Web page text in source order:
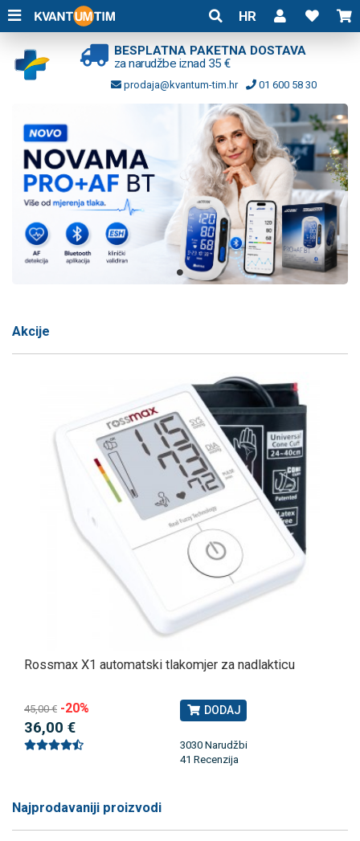
HR
BESPLATNA PAKETNA DOSTAVA
za narudžbe iznad 35 €
prodaja@kvantum-tim.hr 01 600 58 30
Inhalatori
Medicinski proizvodi za osobnu upotrebu
Treća dob i pomagala za njegu
Kućna ljekarna
Zdravlje u vašem domu
Rehabilitacija i tijelo
Dječji program
Medicinski instrumenti i posuđe
Potrošni materijal
Medicinske torbe i ampulariji
Akcije
Rossmax X1 automatski tlakomjer za nadlakticu
45,00 € -20%
36,00 €
DODAJ
3030 Narudžbi
41 Recenzija
Najprodavaniji proizvodi